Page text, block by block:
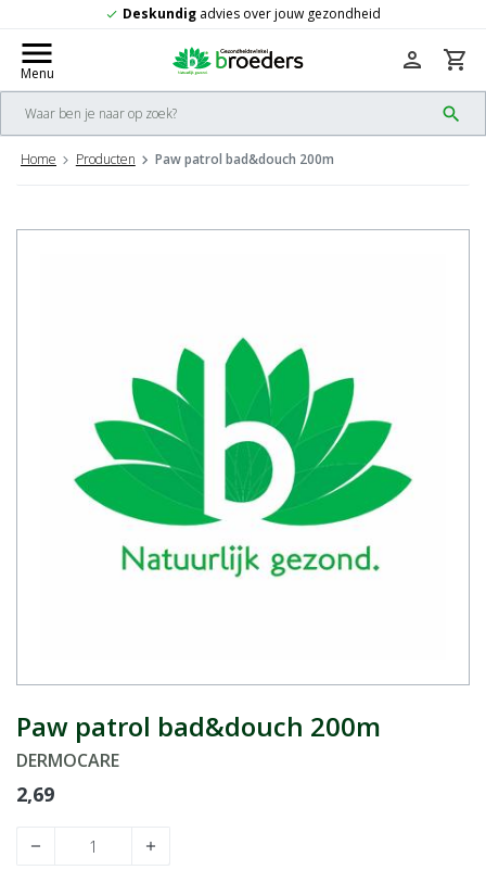
advies over jouw gezondheid
menu
Menu
search
person shopping_cart
Home Producten Paw patrol bad&douch 200m
Paw patrol bad&douch 200m
DERMOCARE
2,69
remove add